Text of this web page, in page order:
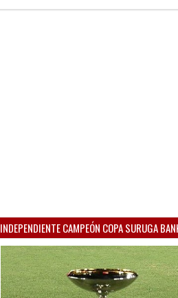
INDEPENDIENTE CAMPEÓN COPA SURUGA